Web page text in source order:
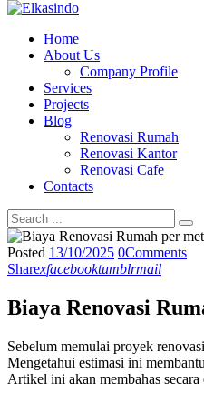
Home
About Us
Company Profile
Services
Projects
Blog
Renovasi Rumah
Renovasi Kantor
Renovasi Cafe
Contacts
Posted 13/10/2025 0Comments
Sharexfacebooktumblrmail
Biaya Renovasi
Sebelum memulai proyek
Mengetahui estimasi ini
Artikel ini akan membahas secara